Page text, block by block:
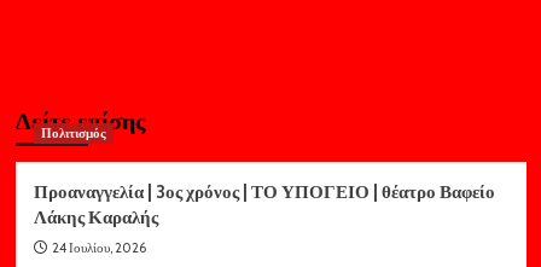
Δείτε επίσης
Πολιτισμός
Προαναγγελία | 3ος χρόνος | ΤΟ ΥΠΟΓΕΙΟ | θέατρο Βαφείο
Λάκης Καραλής
24 Ιουλίου, 2026